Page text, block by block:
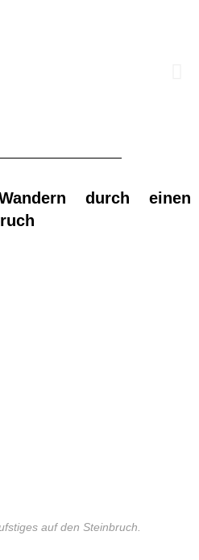
durch einen
auf den Steinbruch.